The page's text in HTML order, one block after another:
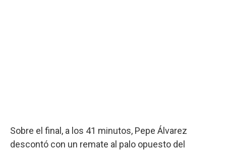
Sobre el final, a los 41 minutos, Pepe Álvarez
descontó con un remate al palo opuesto del